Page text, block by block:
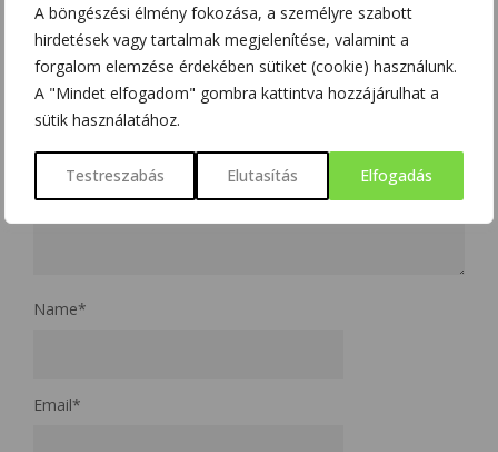
A böngészési élmény fokozása, a személyre szabott
hirdetések vagy tartalmak megjelenítése, valamint a
forgalom elemzése érdekében sütiket (cookie) használunk.
A "Mindet elfogadom" gombra kattintva hozzájárulhat a
sütik használatához.
Testreszabás Elutasítás Elfogadás
karakterrel jelöltük
Name*
Email*